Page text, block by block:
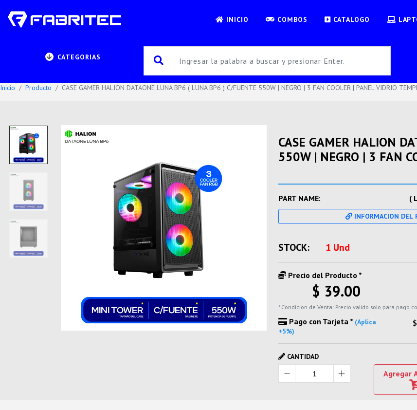
INICIO COMBOS CATALOGO
CATEGORIAS
Inicio Producto CASE GAMER HALION DATAONE LUNA BP6 ( LUNA BP6 ) C/FUENTE 550W | NEGRO | 3 FAN COOLER | PANEL VIDRIO
CASE GAMER HALION
550W | NEGRO | 3 FAN
PART NAME: (
INFORMACION DEL
STOCK: 1 Und
Precio del Producto *
$ 39.00
* Condicion de Venta: Precio valido solo para pago
Pago con Tarjeta * (Aplica
+5%)
CANTIDAD
Agregar